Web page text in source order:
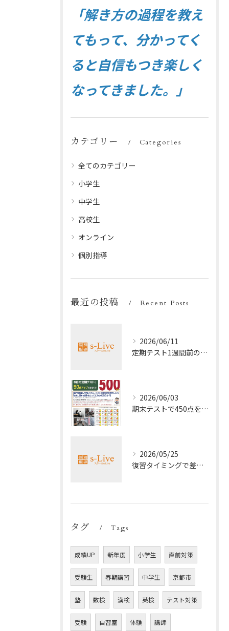
「解き方の過程を教え
てもって、分かってく
ると自信もつき楽しく
なってきました。」
カテゴリー Categories
全てのカテゴリー
小学生
中学生
高校生
オンライン
個別指導
最近の投稿 Recent Posts
2026/06/11
定期テスト1週間前の効率暗記法
2026/06/03
期末テストで450点を取る勉強法
2026/05/25
復習タイミングで差がつく勉強法
タグ Tags
成績UP 新年度 小学生 直前対策
受験生 春期講習 中学生 京都市
塾 数検 漢検 英検 テスト対策
受験 自習室 体験 講師